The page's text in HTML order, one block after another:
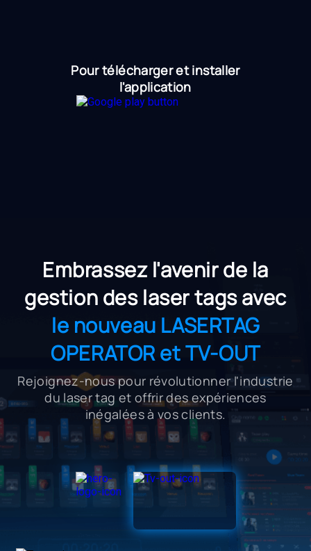
Pour télécharger et installer
l'application
Embrassez l'avenir de la
gestion des laser tags avec
le nouveau LASERTAG
OPERATOR et TV-OUT
Rejoignez-nous pour révolutionner l'industrie
du laser tag et offrir des expériences
inégalées à vos clients.